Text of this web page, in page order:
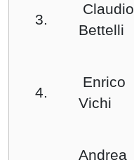
3.
Claudio
Bettelli
4.
Enrico
Vichi
Andrea